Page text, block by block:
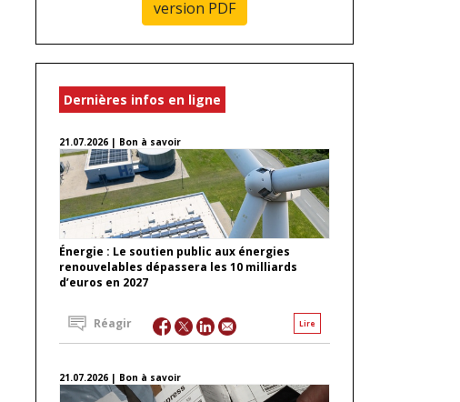
version PDF
Dernières infos en ligne
21.07.2026 | Bon à savoir
Énergie : Le soutien public aux énergies
renouvelables dépassera les 10 milliards
d’euros en 2027
Lire
Réagir
21.07.2026 | Bon à savoir